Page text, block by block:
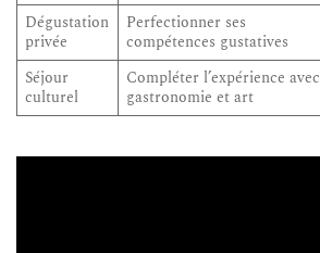
Dégustation
privée
Perfectionner ses
compétences gustatives
Séjour
culturel
Compléter l’expérience avec
gastronomie et art